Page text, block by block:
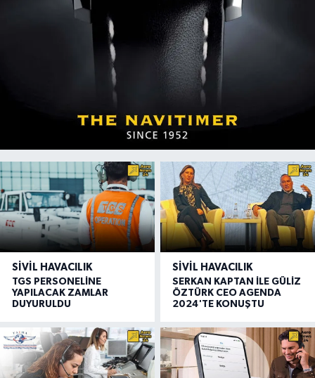
SIVIL HAVACILIK
TGS PERSONELİNE
YAPILACAK ZAMLAR
DUYURULDU
SIVIL HAVACILIK
SERKAN KAPTAN İLE GÜLİZ
ÖZTÜRK CEO AGENDA
2024'TE KONUŞTU